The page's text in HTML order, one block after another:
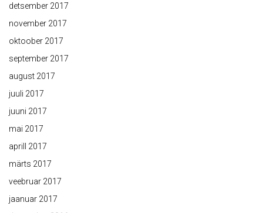
detsember 2017
november 2017
oktoober 2017
september 2017
august 2017
juuli 2017
juuni 2017
mai 2017
aprill 2017
märts 2017
veebruar 2017
jaanuar 2017